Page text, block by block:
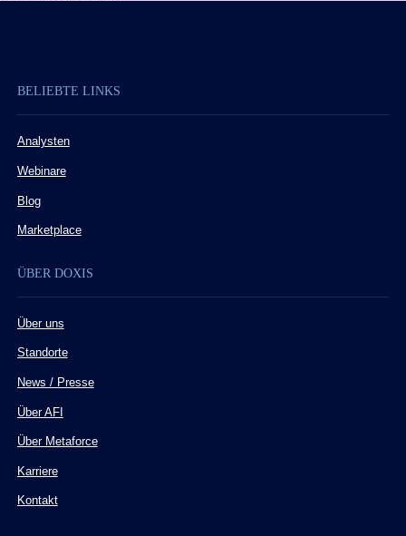
BELIEBTE LINKS
Analysten
Webinare
Blog
Marketplace
ÜBER DOXIS
Über uns
Standorte
News / Presse
Über AFI
Über Metaforce
Karriere
Kontakt